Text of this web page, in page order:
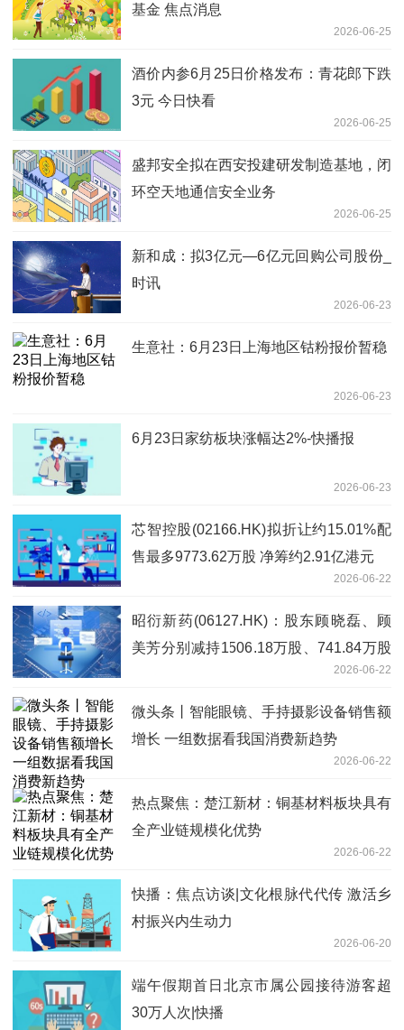
基金 焦点消息
2026-06-25
酒价内参6月25日价格发布：青花郎下跌
3元 今日快看
2026-06-25
盛邦安全拟在西安投建研发制造基地，闭
环空天地通信安全业务
2026-06-25
新和成：拟3亿元—6亿元回购公司股份_
时讯
2026-06-23
生意社：6月23日上海地区钴粉报价暂稳
2026-06-23
6月23日家纺板块涨幅达2%-快播报
2026-06-23
芯智控股(02166.HK)拟折让约15.01%配
售最多9773.62万股 净筹约2.91亿港元
2026-06-22
昭衍新药(06127.HK)：股东顾晓磊、顾
美芳分别减持1506.18万股、741.84万股
2026-06-22
微头条丨智能眼镜、手持摄影设备销售额
增长 一组数据看我国消费新趋势
2026-06-22
热点聚焦：楚江新材：铜基材料板块具有
全产业链规模化优势
2026-06-22
快播：焦点访谈|文化根脉代代传 激活乡
村振兴内生动力
2026-06-20
端午假期首日北京市属公园接待游客超
30万人次|快播